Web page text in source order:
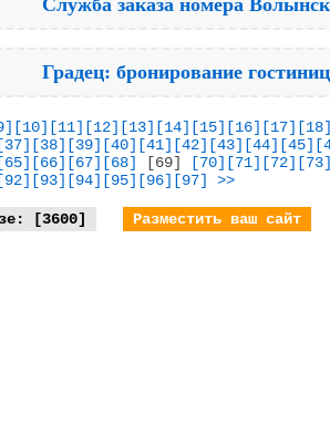
Служба заказа номера
Градец: бронирование
[10] [11] [12] [13] [14] [15] [16] [17] [18]
[37] [38] [39] [40] [41] [42] [43] [44] [45]
[65] [66] [67] [68] [69] [70] [71] [72] [73]
[92] [93] [94] [95] [96] [97] >>
[3600] Разместить ваш сайт